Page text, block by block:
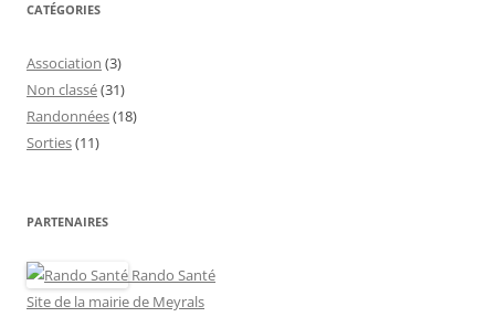
CATÉGORIES
Association (3)
Non classé(31)
Randonnées(18)
Sorties(11)
PARTENAIRES
Rando Santé
Site de la mairie de Meyrals